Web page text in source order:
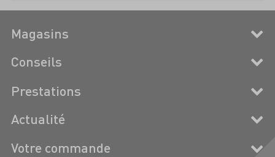
Magasins
Conseils
Prestations
Actualité
Votre commande